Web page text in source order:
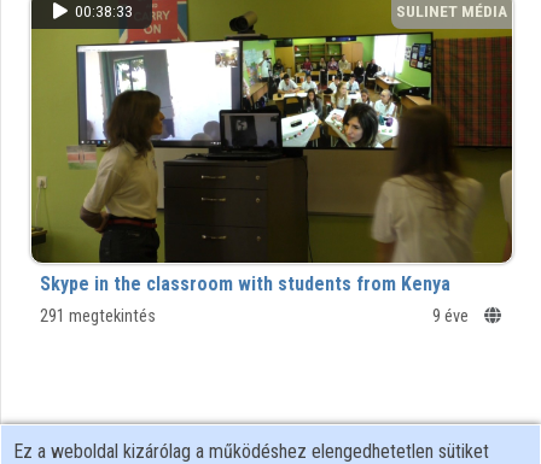
Kategóriák
Intézményi listák
Intézmények
Közreműködők
00:38:33
SULINET MÉDIA
TÁR
Skype in the classroom with students from Kenya
291 megtekintés 9 éve
Ez a weboldal kizárólag a működéshez elengedhetetlen sütiket